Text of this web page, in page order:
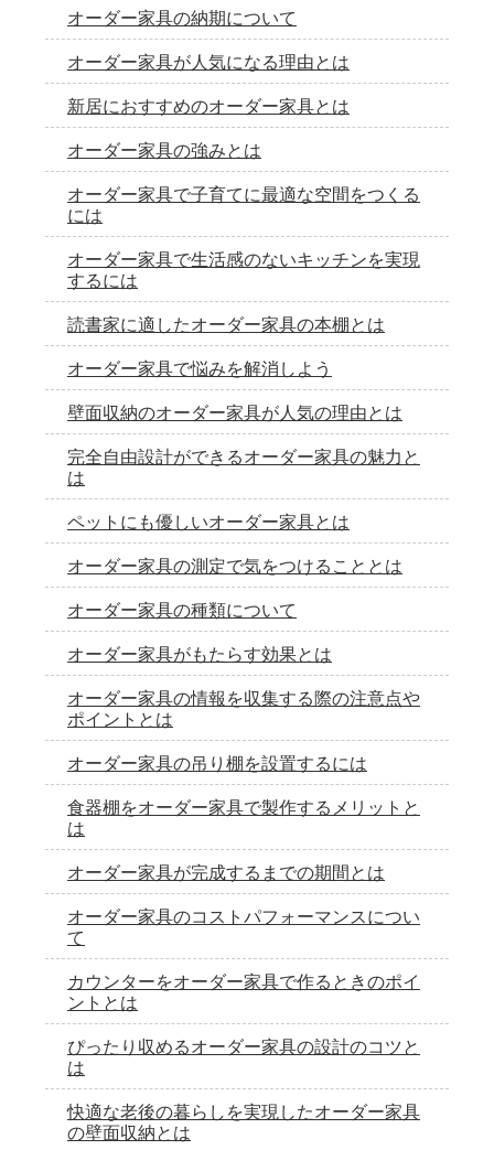
オーダー家具の納期について
オーダー家具が人気になる理由とは
新居におすすめのオーダー家具とは
オーダー家具の強みとは
オーダー家具で子育てに最適な空間をつくる
には
オーダー家具で生活感のないキッチンを実現
するには
読書家に適したオーダー家具の本棚とは
オーダー家具で悩みを解消しよう
壁面収納のオーダー家具が人気の理由とは
完全自由設計ができるオーダー家具の魅力と
は
ペットにも優しいオーダー家具とは
オーダー家具の測定で気をつけることとは
オーダー家具の種類について
オーダー家具がもたらす効果とは
オーダー家具の情報を収集する際の注意点や
ポイントとは
オーダー家具の吊り棚を設置するには
食器棚をオーダー家具で製作するメリットと
は
オーダー家具が完成するまでの期間とは
オーダー家具のコストパフォーマンスについ
て
カウンターをオーダー家具で作るときのポイ
ントとは
ぴったり収めるオーダー家具の設計のコツと
は
快適な老後の暮らしを実現したオーダー家具
の壁面収納とは